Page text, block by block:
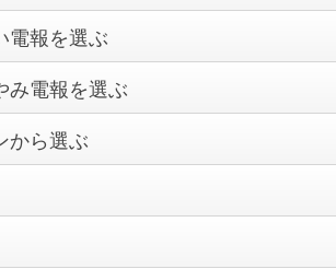
電報を選ぶ
み電報を選ぶ
から選ぶ